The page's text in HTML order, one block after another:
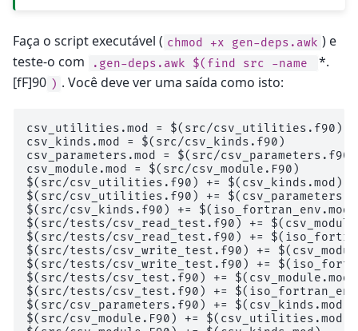
Faça o script executável ( chmod +x gen-deps.awk ) e
teste-o com
.gen-deps.awk $(find src -name
*.
[fF]90 ) . Você deve ver uma saída como isto:
csv_utilities.mod = $(src/csv_utilities.f90)
csv_kinds.mod = $(src/csv_kinds.f90)
csv_parameters.mod = $(src/csv_parameters.f90)
csv_module.mod = $(src/csv_module.F90)
$(src/csv_utilities.f90) += $(csv_kinds.mod)
$(src/csv_utilities.f90) +=
$(src/csv_kinds.f90) += $(iso_fortran_env.mod)
$(src/tests/csv_read_test.f90) +=
$(src/tests/csv_read_test.f90) +=
$(src/tests/csv_write_test.f90) +=
$(src/tests/csv_write_test.f90) +=
$(src/tests/csv_test.f90) += $(csv_module.mod)
$(src/tests/csv_test.f90) +=
$(src/csv_parameters.f90) += $(csv_kinds.mod)
$(src/csv_module.F90) += $(csv_utilities.mod)